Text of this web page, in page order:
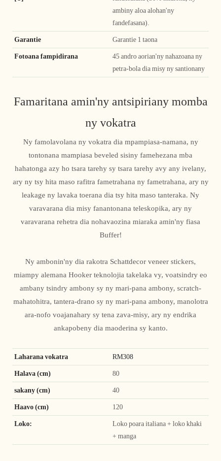
ambiny aloa alohan'ny
fandefasana).
Garantie Garantie 1 taona
Fotoana fampidirana
45 andro aorian'ny nahazoana ny
petra-bola dia misy ny santionany
Famaritana amin'ny antsipiriany momba
ny vokatra
Ny famolavolana ny vokatra dia mpampiasa-namana, ny
tontonana mampiasa beveled sisiny famehezana mba
hahatonga azy ho tsara tarehy sy tsara tarehy avy any ivelany,
ary ny tsy hita maso rafitra fametrahana ny fametrahana, ary ny
leakage ny lavaka toerana dia tsy hita maso tanteraka. Ny
varavarana dia misy fanantonana teleskopika, ary ny
varavarana rehetra dia nohavaozina miaraka amin'ny fiasa
Buffer!
Ny ambonin'ny dia rakotra Schattdecor veneer stickers,
miampy alemana Hooker teknolojia takelaka vy, voatsindry eo
ambany tsindry ambony sy ny mari-pana ambony, scratch-
mahatohitra, tantera-drano sy ny mari-pana ambony, manolotra
ara-nofo voajanahary sy tena zava-misy, ary ny endrika
ankapobeny dia maoderina sy kanto.
Laharana vokatra RM308
Halava (cm) 80
sakany (cm) 40
Haavo (cm) 120
Loko:
Loko poara italiana + loko khaki
+ manga